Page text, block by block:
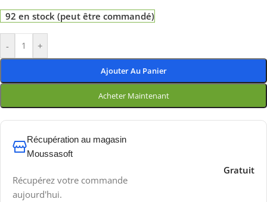
92 en stock (peut être commandé)
- +
Ajouter Au Panier
Acheter Maintenant
Récupération au magasin
Moussasoft
Récupérez votre commande
aujourd'hui.
Gratuit